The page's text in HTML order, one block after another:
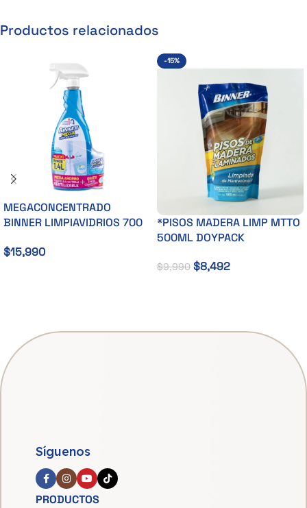
Productos relacionados
MEGACONCENTRADO
BINNER LIMPIAVIDRIOS 700
$15,990
-15%
*PISOS MADERA LIMP MTTO
500ML DOYPACK
$9,990 $8,492
Síguenos
PRODUCTOS